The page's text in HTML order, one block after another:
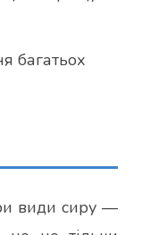
багатьох
види сиру —